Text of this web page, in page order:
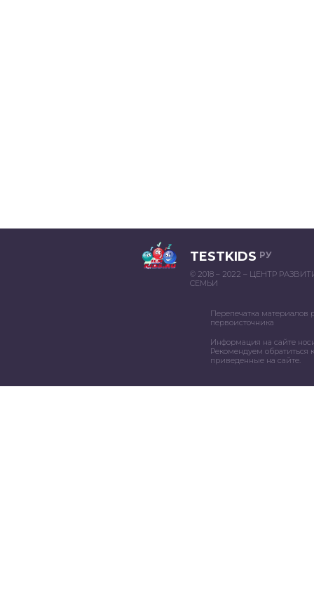
TESTKIDS РУ
© 2018 – 2022 – ЦЕНТР
СЕМЬИ
Перепечатка материалов
первоисточника
Информация на сайте
Рекомендуем обратиться
приведенные на сайте.